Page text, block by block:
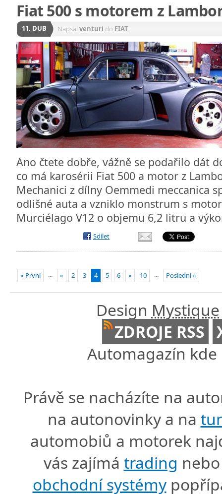
Fiat 500 s motorem z
11. DUB Napsal venturi do FIAT
Ano čtete dobře, vážně se podařilo dát
co má karosérii Fiat 500 a motor z
Mechanici z dílny Oemmedi meccanica
odlišné auta a vzniklo monstrum s
Murciélago V12 o objemu 6,2 litru a
Sdílet
« První ... « 2 3 4 5 6 » 10 ... Poslední »
Design Mystique
ZDROJE RSS
Automagazín
Právě se nacházíte na
na autonovinky a na
automobiů a motorek
vás zajímá trading
obchodní systémy